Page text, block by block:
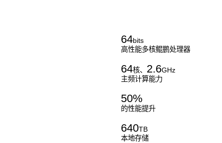
64bits
高性能多核鲲鹏处理器
64核、 2.6GHz
主频计算能力
50%
的性能提升
640TB
本地存储